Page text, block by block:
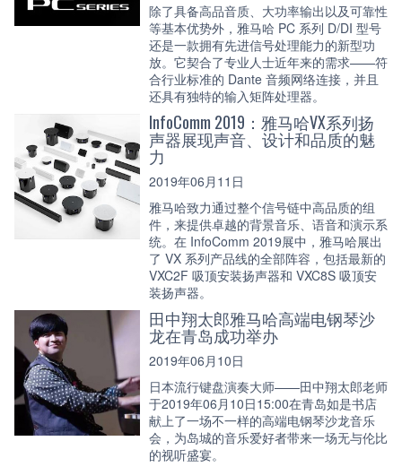
除了具备高品音质、大功率输出以及可靠性
等基本优势外，雅马哈 PC 系列 D/DI 型号
还是一款拥有先进信号处理能力的新型功
放。它契合了专业人士近年来的需求——符
合行业标准的 Dante 音频网络连接，并且
还具有独特的输入矩阵处理器。
InfoComm 2019：雅马哈VX系列扬
声器展现声音、设计和品质的魅
力
2019年06月11日
雅马哈致力通过整个信号链中高品质的组
件，来提供卓越的背景音乐、语音和演示系
统。在 InfoComm 2019展中，雅马哈展出
了 VX 系列产品线的全部阵容，包括最新的
VXC2F 吸顶安装扬声器和 VXC8S 吸顶安
装扬声器。
田中翔太郎雅马哈高端电钢琴沙
龙在青岛成功举办
2019年06月10日
日本流行键盘演奏大师——田中翔太郎老师
于2019年06月10日15:00在青岛如是书店
献上了一场不一样的高端电钢琴沙龙音乐
会，为岛城的音乐爱好者带来一场无与伦比
的视听盛宴。